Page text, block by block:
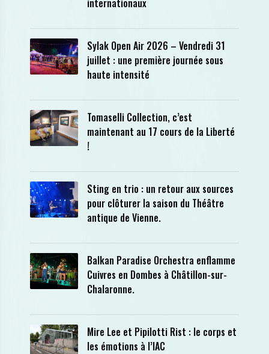
internationaux
Sylak Open Air 2026 – Vendredi 31
juillet : une première journée sous
haute intensité
Tomaselli Collection, c’est
maintenant au 17 cours de la Liberté
!
Sting en trio : un retour aux sources
pour clôturer la saison du Théâtre
antique de Vienne.
Balkan Paradise Orchestra enflamme
Cuivres en Dombes à Châtillon-sur-
Chalaronne.
Mire Lee et Pipilotti Rist : le corps et
les émotions à l’IAC